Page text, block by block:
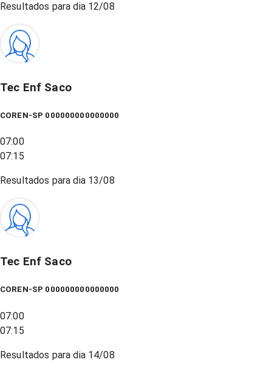
Resultados para dia 12/08
Tec Enf Saco
COREN-SP 000000000000000
07:00
07:15
Resultados para dia 13/08
Tec Enf Saco
COREN-SP 000000000000000
07:00
07:15
Resultados para dia 14/08